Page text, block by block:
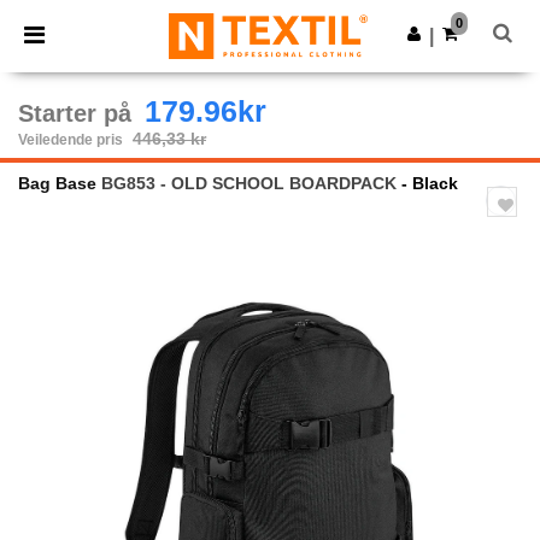
× Ntextil-app
Bedre priser i appen!
Last ned app
0
Starter på 179.96kr
Veiledende pris 446,33 kr
Bag Base BG853 - OLD SCHOOL BOARDPACK - Black